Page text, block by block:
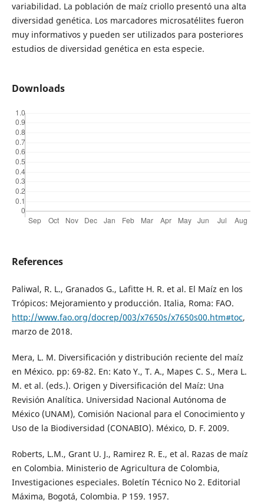
variabilidad. La población de maíz criollo presentó una alta
diversidad genética. Los marcadores microsatélites fueron
muy informativos y pueden ser utilizados para posteriores
estudios de diversidad genética en esta especie.
Downloads
References
Paliwal, R. L., Granados G., Lafitte H. R. et al. El Maíz en los
Trópicos: Mejoramiento y producción. Italia, Roma: FAO.
http://www.fao.org/docrep/003/x7650s/x7650s00.htm#toc,
marzo de 2018.
Mera, L. M. Diversificación y distribución reciente del maíz
en México. pp: 69-82. En: Kato Y., T. A., Mapes C. S., Mera L.
M. et al. (eds.). Origen y Diversificación del Maíz: Una
Revisión Analítica. Universidad Nacional Autónoma de
México (UNAM), Comisión Nacional para el Conocimiento y
Uso de la Biodiversidad (CONABIO). México, D. F. 2009.
Roberts, L.M., Grant U. J., Ramirez R. E., et al. Razas de maíz
en Colombia. Ministerio de Agricultura de Colombia,
Investigaciones especiales. Boletín Técnico No 2. Editorial
Máxima, Bogotá, Colombia. P 159. 1957.